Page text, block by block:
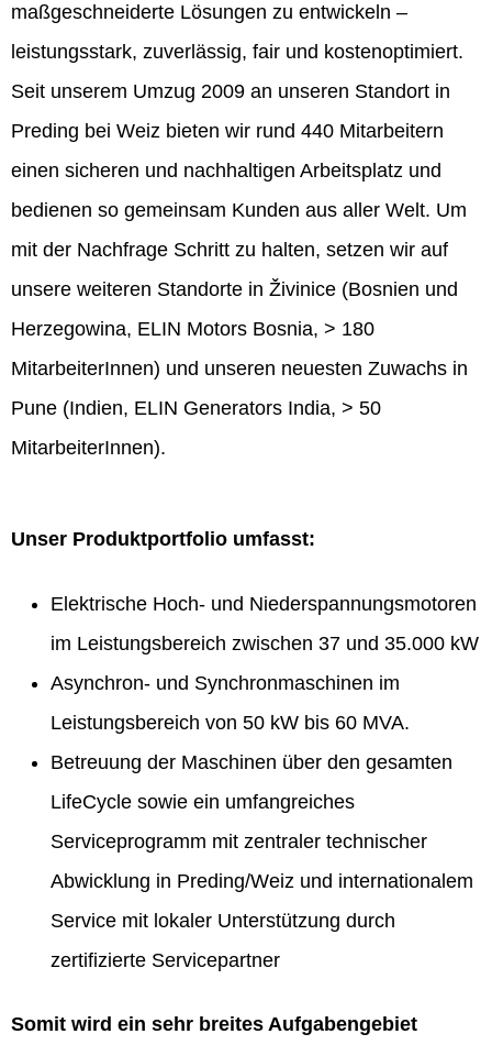
maßgeschneiderte Lösungen zu entwickeln –
leistungsstark, zuverlässig, fair und kostenoptimiert.
Seit unserem Umzug 2009 an unseren Standort in
Preding bei Weiz bieten wir rund 440 Mitarbeitern
einen sicheren und nachhaltigen Arbeitsplatz und
bedienen so gemeinsam Kunden aus aller Welt. Um
mit der Nachfrage Schritt zu halten, setzen wir auf
unsere weiteren Standorte in Živinice (Bosnien und
Herzegowina, ELIN Motors Bosnia, > 180
MitarbeiterInnen) und unseren neuesten Zuwachs in
Pune (Indien, ELIN Generators India, > 50
MitarbeiterInnen).
Unser Produktportfolio umfasst:
Elektrische Hoch- und Niederspannungsmotoren
im Leistungsbereich zwischen 37 und 35.000 kW
Asynchron- und Synchronmaschinen im
Leistungsbereich von 50 kW bis 60 MVA.
Betreuung der Maschinen über den gesamten
LifeCycle sowie ein umfangreiches
Serviceprogramm mit zentraler technischer
Abwicklung in Preding/Weiz und internationalem
Service mit lokaler Unterstützung durch
zertifizierte Servicepartner
Somit wird ein sehr breites Aufgabengebiet